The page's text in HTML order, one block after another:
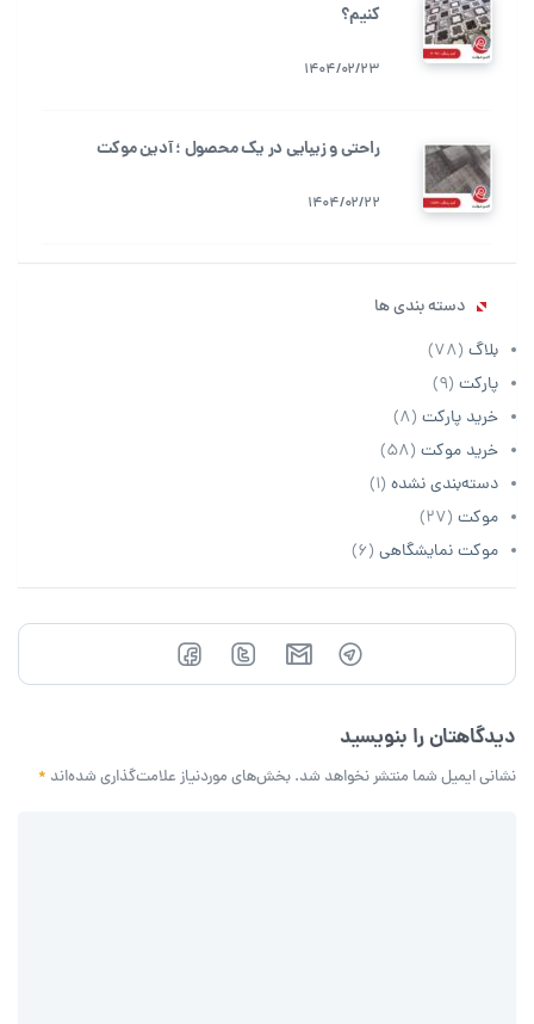
کنیم؟
1404/02/23
راحتی و زیبایی در یک محصول ؛ آدین موکت
1404/02/22
دسته بندی ها
بلاگ (78)
پارکت (9)
خرید پارکت (8)
خرید موکت (58)
دسته‌بندی نشده (1)
موکت (27)
موکت نمایشگاهی (6)
دیدگاهتان را بنویسید
نشانی ایمیل شما منتشر نخواهد شد. بخش‌های موردنیاز علامت‌گذاری شده‌اند *